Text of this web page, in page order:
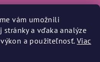
vám umožnili
a vďaka analýze
a použiteľnosť. Viac